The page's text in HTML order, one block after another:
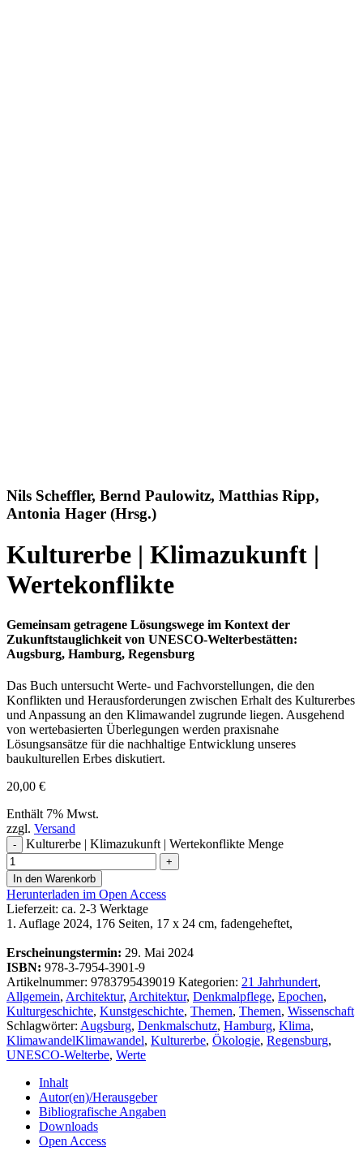
Nils Scheffler, Bernd Paulowitz, Matthias Ripp,
Antonia Hager (Hrsg.)
Kulturerbe | Klimazukunft |
Wertekonflikte
Gemeinsam getragene Lösungswege im Kontext der
Zukunftstauglichkeit von UNESCO-Welterbestätten:
Augsburg, Hamburg, Regensburg
Das Buch untersucht Werte- und Fachvorstellungen, die den
Konflikten und Herausforderungen zwischen Erhalt des Kulturerbes
und Anpassung an den Klimawandel zugrunde liegen. Ausgehend
von wertebasierten Überlegungen werden praxisnahe
Lösungsansätze für die nachhaltige Entwicklung unseres
baukulturellen Erbes diskutiert.
20,00 €
Enthält 7% Mwst.
zzgl. Versand
- Kulturerbe | Klimazukunft | Wertekonflikte Menge
+
In den Warenkorb
Herunterladen im Open Access
Lieferzeit: ca. 2-3 Werktage
1. Auflage 2024, 176 Seiten, 17 x 24 cm, fadengeheftet,
Erscheinungstermin: 29. Mai 2024
ISBN: 978-3-7954-3901-9
Artikelnummer: 9783795439019 Kategorien: 21 Jahrhundert,
Allgemein, Architektur, Architektur, Denkmalpflege, Epochen,
Kulturgeschichte, Kunstgeschichte, Themen, Themen, Wissenschaft
Schlagwörter: Augsburg, Denkmalschutz, Hamburg, Klima,
KlimawandelKlimawandel, Kulturerbe, Ökologie, Regensburg,
UNESCO-Welterbe, Werte
Inhalt
Autor(en)/Herausgeber
Bibliografische Angaben
Downloads
Open Access